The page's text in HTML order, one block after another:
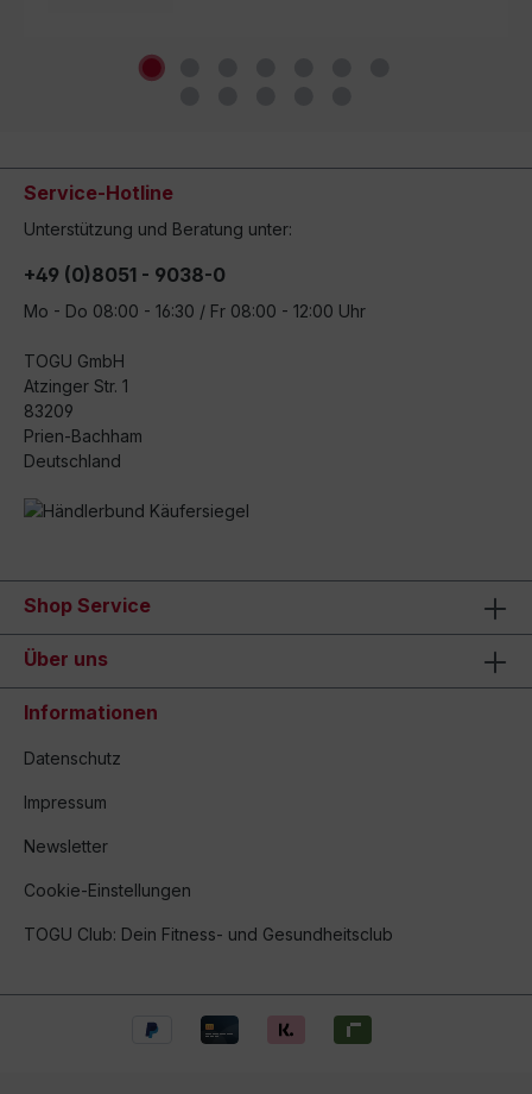
Service-Hotline
Unterstützung und Beratung unter:
+49 (0)8051 - 9038-0
Mo - Do 08:00 - 16:30 / Fr 08:00 - 12:00 Uhr
TOGU GmbH
Atzinger Str. 1
83209
Prien-Bachham
Deutschland
Shop Service
Über uns
Informationen
Datenschutz
Impressum
Newsletter
Cookie-Einstellungen
TOGU Club: Dein Fitness- und Gesundheitsclub